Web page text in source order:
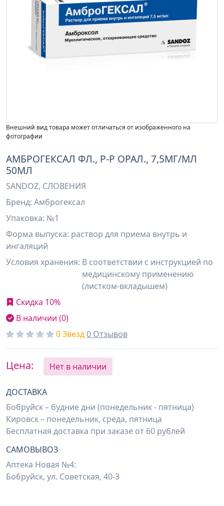
Внешний вид товара может отличаться от изображенного на
фотографии
АМБРОГЕКСАЛ ФЛ., Р-Р ОРАЛ., 7,5МГ/МЛ
50МЛ
SANDOZ, СЛОВЕНИЯ
Бренд: Амброгексал
Упаковка: №1
Форма выпуска: раствор для приема внутрь и
ингаляций
Условия хранения: В соответствии с инструкцией по
медицинскому применению
(листком-вкладышем)
Скидка 10%
В наличии (0)
0 Звезд0 Отзывов
Цена: Нет в наличии
ДОСТАВКА
Бобруйск – будние дни (понедельник - пятница)
Кировск – понедельник, среда, пятница
Бесплатная доставка при заказе от 60 рублей
САМОВЫВОЗ
Аптека Новая №4:
Бобруйск, ул. Советская, 40-3